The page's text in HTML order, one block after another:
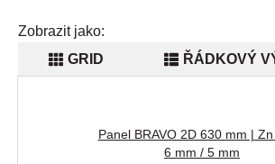
Zobrazit jako:
GRID
ŘÁDKOVÝ
Panel BRAVO 2D 630 mm |
6 mm / 5 mm